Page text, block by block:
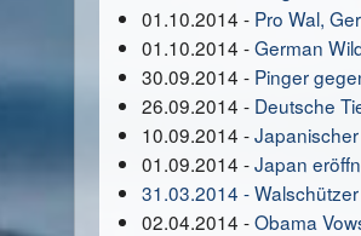
01.10.2014 - Pro Wal,
01.10.2014 -German
30.09.2014 - Pinger
26.09.2014 - Deutsche
10.09.2014 -
01.09.2014 -Japan
31.03.2014 -
02.04.2014 -Obama